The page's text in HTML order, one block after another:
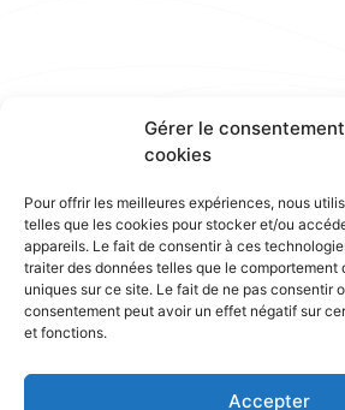
Gérer le
cookies
Pour offrir les meilleures expériences, nous
telles que les cookies pour stocker et/ou
appareils. Le fait de consentir à ces
traiter des données telles que le comportement
uniques sur ce site. Le fait de ne pas consentir
consentement peut avoir un effet négatif sur
et fonctions.
Accepter